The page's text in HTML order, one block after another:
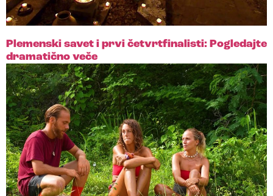
Plemenski savet i prvi četvrtfinalisti: Pogledajte
dramatično veče